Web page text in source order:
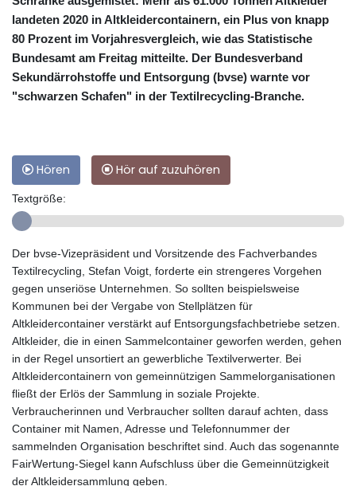
landeten 2020 in Altkleidercontainern, ein Plus von knapp
80 Prozent im Vorjahresvergleich, wie das Statistische
Bundesamt am Freitag mitteilte. Der Bundesverband
Sekundärrohstoffe und Entsorgung (bvse) warnte vor
"schwarzen Schafen" in der Textilrecycling-Branche.
Hören Hör auf zuzuhören
Textgröße:
Der bvse-Vizepräsident und Vorsitzende des Fachverbandes
Textilrecycling, Stefan Voigt, forderte ein strengeres Vorgehen
gegen unseriöse Unternehmen. So sollten beispielsweise
Kommunen bei der Vergabe von Stellplätzen für
Altkleidercontainer verstärkt auf Entsorgungsfachbetriebe setzen.
Altkleider, die in einen Sammelcontainer geworfen werden, gehen
in der Regel unsortiert an gewerbliche Textilverwerter. Bei
Altkleidercontainern von gemeinnützigen Sammelorganisationen
fließt der Erlös der Sammlung in soziale Projekte.
Verbraucherinnen und Verbraucher sollten darauf achten, dass
Container mit Namen, Adresse und Telefonnummer der
sammelnden Organisation beschriftet sind. Auch das sogenannte
FairWertung-Siegel kann Aufschluss über die Gemeinnützigkeit
der Altkleidersammlung geben.